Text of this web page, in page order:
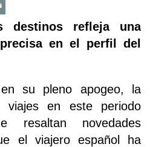
destinos refleja una
en el perfil del
su pleno apogeo, la
viajes en este periodo
resaltan novedades
el viajero español ha